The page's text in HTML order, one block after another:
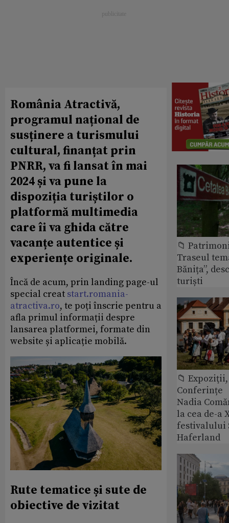
România Atractivă,
programul național de
susținere a turismului
cultural, finanțat prin
PNRR, va fi lansat în mai
2024 și va pune la
dispoziția turiștilor o
platformă multimedia
care îi va ghida către
vacanțe autentice și
experiențe originale.
Încă de acum, prin landing page-ul
special creat start.romania-
atractiva.ro, te poți înscrie pentru a
afla primul informații despre
lansarea platformei, formate din
website și aplicație mobilă.
Rute tematice și sute de
obiective de vizitat
📁
Traseul
Bănița”,
turiști
📁
Conferințe
Nadia
la cea de-a
festivalului
Haferland